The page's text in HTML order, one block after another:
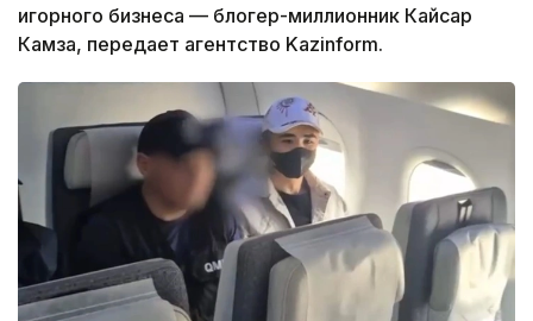
игорного бизнеса — блогер-миллионник Кайсар
Камза, передает агентство Kazinform.